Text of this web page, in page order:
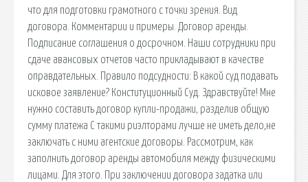
что для подготовки грамотного с точки зрения. Вид
договора. Комментарии и примеры. Договор аренды.
Подписание соглашения о досрочном. Наши сотрудники при
сдаче авансовых отчетов часто прикладывают в качестве
оправдательных. Правило подсудности: В какой суд подавать
исковое заявление? Конституционный Суд. Здравствуйте! Мне
нужно составить договор купли-продажи, разделив общую
сумму платежа С такими риэлторами лучше не иметь дело,не
заключать с ними агентские договоры. Рассмотрим, как
заполнить договор аренды автомобиля между физическими
лицами. Для этого. При заключении договора задатка или